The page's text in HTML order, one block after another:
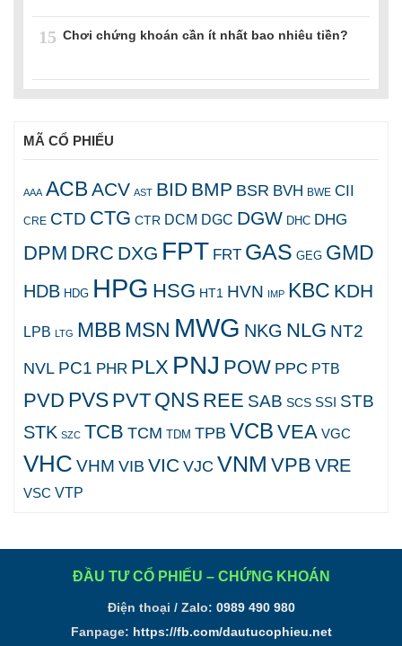
15 Chơi chứng khoán cần ít nhất bao nhiêu tiền?
MÃ CỔ PHIẾU
AAA ACBACV AST BID BMP BSR BVH BWE CII
CRE CTD CTG CTR DCM DGC DGW DHC DHG
DPM DRC DXG FPT FRT GAS GEG GMD
HDB HDG HPG HSG HT1 HVN IMP KBC KDH
LPB LTG MBBMSN MWG NKG NLG NT2
NVL PC1 PHR PLX PNJ POW PPC PTB
PVD PVS PVT QNS REE SAB SCS SSI STB
STK SZC TCB TCM TDM TPB VCB VEA VGC
VHC VHM VIB VICVJC VNM VPB VRE
VSC VTP
ĐẦU TƯ CỔ PHIẾU – CHỨNG KHOÁN
Điện thoại / Zalo: 0989 490 980
Fanpage: https://fb.com/dautucophieu.net